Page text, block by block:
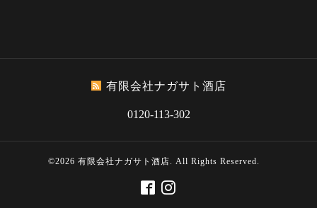
有限会社ナガサト酒店
0120-113-302
©2026 有限会社ナガサト酒店. All Rights Reserved.